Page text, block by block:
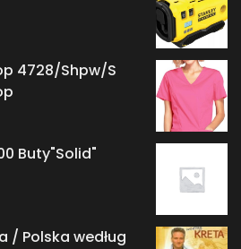
4728/Shpw/S
Buty"Solid"
/ Polska według